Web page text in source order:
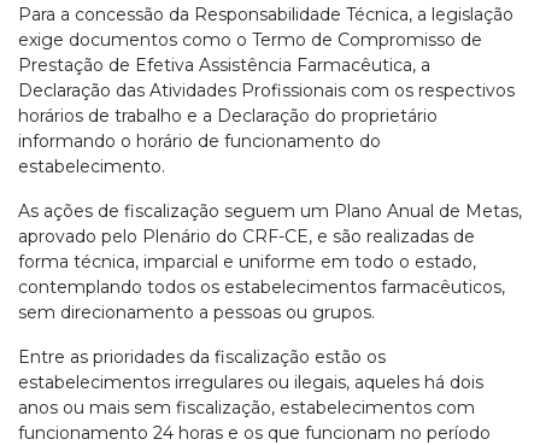
Para a concessão da Responsabilidade Técnica, a legislação
exige documentos como o Termo de Compromisso de
Prestação de Efetiva Assistência Farmacêutica, a
Declaração das Atividades Profissionais com os respectivos
horários de trabalho e a Declaração do proprietário
informando o horário de funcionamento do
estabelecimento.
As ações de fiscalização seguem um Plano Anual de Metas,
aprovado pelo Plenário do CRF-CE, e são realizadas de
forma técnica, imparcial e uniforme em todo o estado,
contemplando todos os estabelecimentos farmacêuticos,
sem direcionamento a pessoas ou grupos.
Entre as prioridades da fiscalização estão os
estabelecimentos irregulares ou ilegais, aqueles há dois
anos ou mais sem fiscalização, estabelecimentos com
funcionamento 24 horas e os que funcionam no período